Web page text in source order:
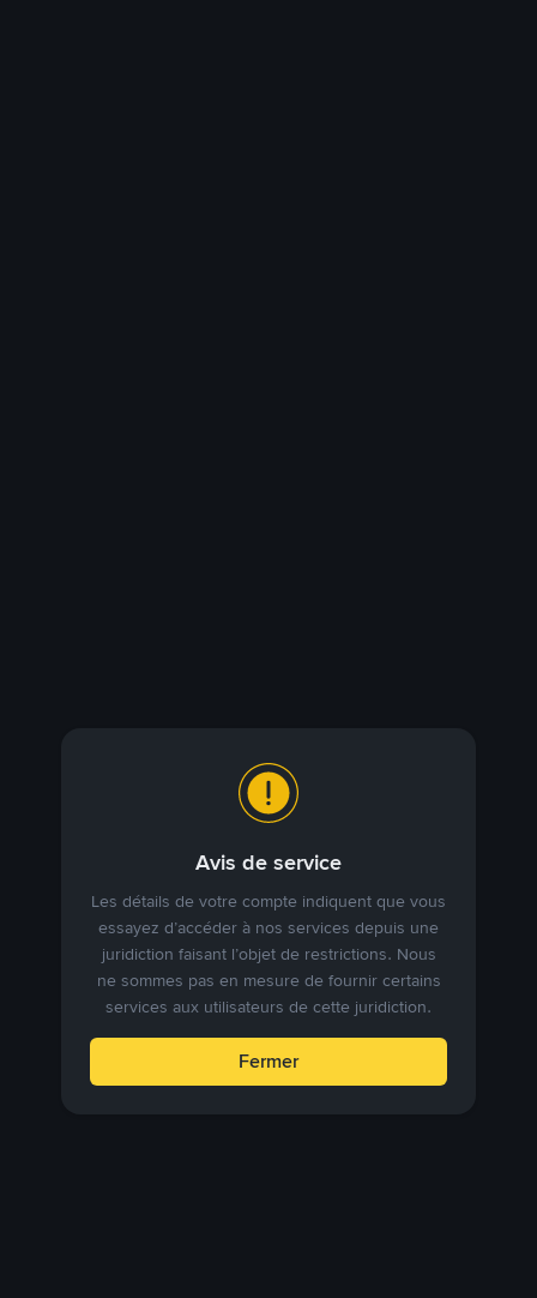
Avis de service
Les détails de votre compte indiquent que vous
essayez d’accéder à nos services depuis une
juridiction faisant l’objet de restrictions. Nous
ne sommes pas en mesure de fournir certains
services aux utilisateurs de cette juridiction.
Fermer